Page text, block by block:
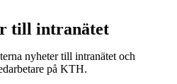
till intranätet
nyheter till intranätet och
på KTH.